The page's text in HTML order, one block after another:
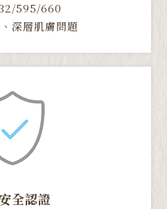
595/660
深層肌膚問題
全認證